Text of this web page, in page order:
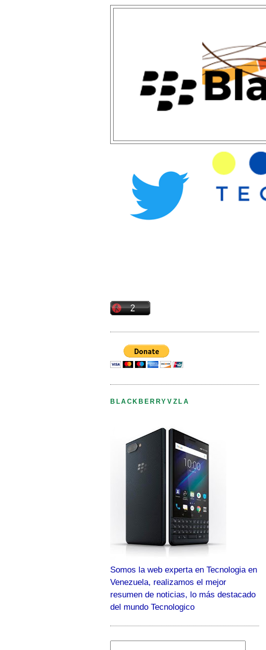
BLACKBERRYVZLA
Somos la web experta en Tecnologia en
Venezuela, realizamos el mejor
resumen de noticias, lo más destacado
del mundo Tecnologico